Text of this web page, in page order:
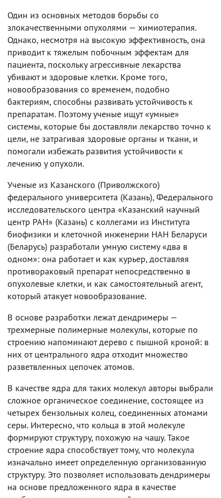
Один из основных методов борьбы со
злокачественными опухолями — химиотерапия.
Однако, несмотря на высокую эффективность, она
приводит к тяжелым побочным эффектам для
пациента, поскольку агрессивные лекарства
убивают и здоровые клетки. Кроме того,
новообразования со временем, подобно
бактериям, способны развивать устойчивость к
препаратам. Поэтому ученые ищут «умные»
системы, которые бы доставляли лекарство точно к
цели, не затрагивая здоровые органы и ткани, и
помогали избежать развития устойчивости к
лечению у опухоли.
Ученые из Казанского (Приволжского)
федерального университета (Казань), Федерального
исследовательского центра «Казанский научный
центр РАН» (Казань) с коллегами из Института
биофизики и клеточной инженерии НАН Беларуси
(Беларусь) разработали умную систему «два в
одном»: она работает и как курьер, доставляя
противораковый препарат непосредственно в
опухолевые клетки, и как самостоятельный агент,
который атакует новообразование.
В основе разработки лежат дендримеры —
трехмерные полимерные молекулы, которые по
строению напоминают дерево с пышной кроной: в
них от центрального ядра отходит множество
разветвленных цепочек атомов.
В качестве ядра для таких молекул авторы выбрали
сложное органическое соединение, состоящее из
четырех бензольных колец, соединенных атомами
серы. Интересно, что кольца в этой молекуле
формируют структуру, похожую на чашу. Такое
строение ядра способствует тому, что молекула
изначально имеет определенную организованную
структуру. Это позволяет использовать дендримеры
на основе предложенного ядра в качестве